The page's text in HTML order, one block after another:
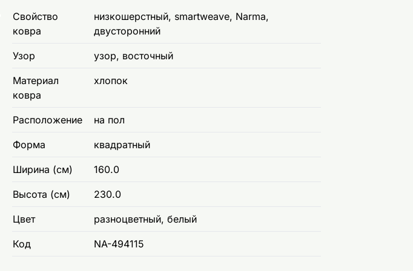
Свойство
ковра
низкошерстный, smartweave, Narma,
двусторонний
Узор узор, восточный
Материал
ковра
хлопок
Расположение на пол
Форма квадратный
Ширина (см) 160.0
Высота (см) 230.0
Цвет разноцветный, белый
Код NA-494115